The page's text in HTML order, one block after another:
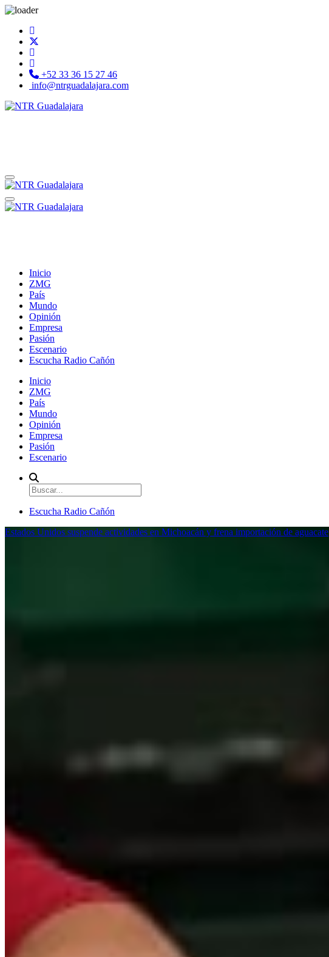
+52 33 36 15 27 46
info@ntrguadalajara.com
Inicio
ZMG
País
Mundo
Opinión
Empresa
Pasión
Escenario
Escucha Radio Cañón
Inicio
ZMG
País
Mundo
Opinión
Empresa
Pasión
Escenario
Escucha Radio Cañón
Estados Unidos suspende actividades en Michoacán y frena importación de aguacate